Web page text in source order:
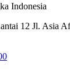
Indonesia
12 Jl. Asia